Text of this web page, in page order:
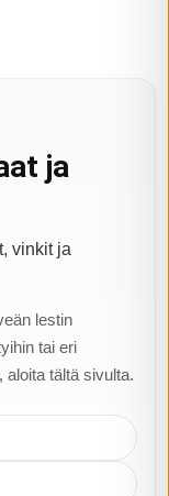
ja
vinkit ja
lestin
tai eri
aloita tältä sivulta.